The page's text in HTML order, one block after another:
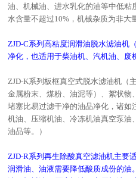
油、机械油、进水乳化的油等中低
水含量不超过10%，机械杂质为非大
ZJD-C系列高粘度润滑油脱水滤油机
净化，也适用于柴油机、汽机油、废
ZJD-K系列板框真空式脱水滤油机（
金属粉末、煤粉、油泥等）、絮状
堵塞比易过滤干净的油品净化，诸如
机油、压缩机油、冷冻机油真空泵油
油品等。）
ZJD-R系列再生除酸真空滤油机主要
润滑油、油液需要降低酸质成份的